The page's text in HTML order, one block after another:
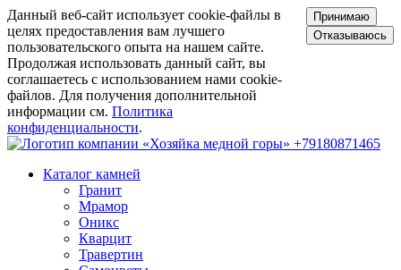
Данный веб-сайт использует cookie-файлы в
целях предоставления вам лучшего
пользовательского опыта на нашем сайте.
Продолжая использовать данный сайт, вы
соглашаетесь с использованием нами cookie-
файлов. Для получения дополнительной
информации см. Политика
конфиденциальности.
Принимаю
Отказываюсь
+79180871465
Каталог камней
Гранит
Мрамор
Оникс
Кварцит
Травертин